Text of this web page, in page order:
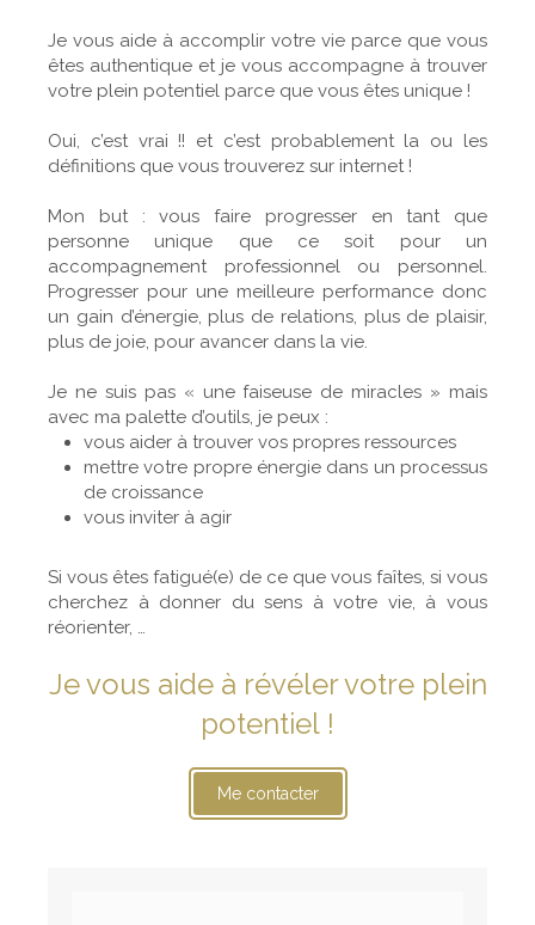
Je vous aide à accomplir votre vie parce que vous
êtes authentique et je vous accompagne à trouver
votre plein potentiel parce que vous êtes unique !
Oui, c’est vrai !! et c’est probablement la ou les
définitions que vous trouverez sur internet !
Mon but : vous faire progresser en tant que
personne unique que ce soit pour un
accompagnement professionnel ou personnel.
Progresser pour une meilleure performance donc
un gain d’énergie, plus de relations, plus de plaisir,
plus de joie, pour avancer dans la vie.
Je ne suis pas « une faiseuse de miracles » mais
avec ma palette d’outils, je peux :
vous aider à trouver vos propres ressources
mettre votre propre énergie dans un processus
de croissance
vous inviter à agir
Si vous êtes fatigué(e) de ce que vous faîtes, si vous
cherchez à donner du sens à votre vie, à vous
réorienter, …
Je vous aide à révéler votre plein
potentiel !
Me contacter